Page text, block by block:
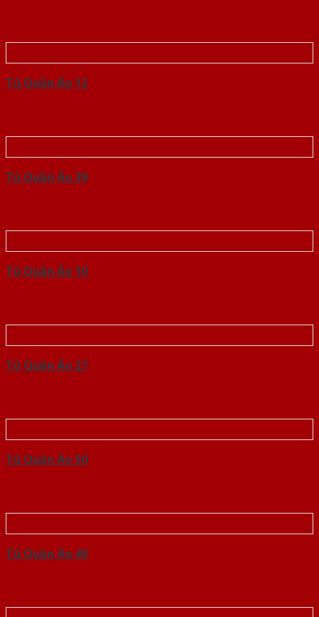
Tủ Quần Áo 12
Tủ Quần Áo 39
Tủ Quần Áo 10
Tủ Quần Áo 27
Tủ Quần Áo 50
Tủ Quần Áo 49